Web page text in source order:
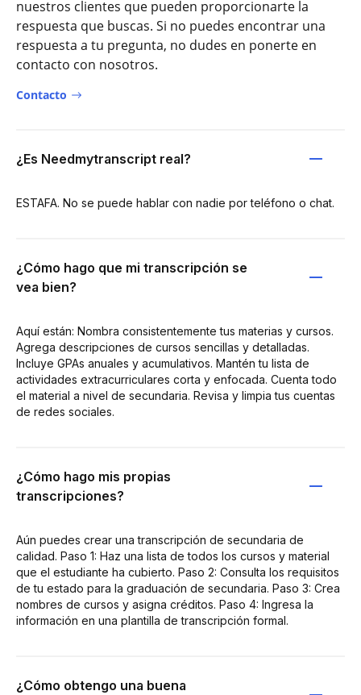
nuestros clientes que pueden proporcionarte la
respuesta que buscas. Si no puedes encontrar una
respuesta a tu pregunta, no dudes en ponerte en
contacto con nosotros.
Contacto
¿Es Needmytranscript real?
ESTAFA. No se puede hablar con nadie por teléfono o chat.
¿Cómo hago que mi transcripción se
vea bien?
Aquí están: Nombra consistentemente tus materias y cursos.
Agrega descripciones de cursos sencillas y detalladas.
Incluye GPAs anuales y acumulativos. Mantén tu lista de
actividades extracurriculares corta y enfocada. Cuenta todo
el material a nivel de secundaria. Revisa y limpia tus cuentas
de redes sociales.
¿Cómo hago mis propias
transcripciones?
Aún puedes crear una transcripción de secundaria de
calidad. Paso 1: Haz una lista de todos los cursos y material
que el estudiante ha cubierto. Paso 2: Consulta los requisitos
de tu estado para la graduación de secundaria. Paso 3: Crea
nombres de cursos y asigna créditos. Paso 4: Ingresa la
información en una plantilla de transcripción formal.
¿Cómo obtengo una buena